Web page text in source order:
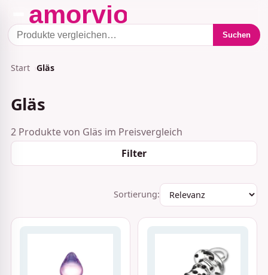
Suchen
Start Gläs
Gläs
2 Produkte von Gläs im Preisvergleich
Filter
Sortierung: